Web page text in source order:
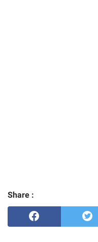
Share :